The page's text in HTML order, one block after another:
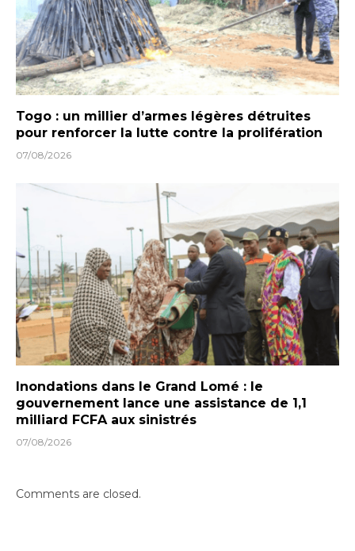
Togo : un millier d’armes légères détruites
pour renforcer la lutte contre la prolifération
07/08/2026
Inondations dans le Grand Lomé : le
gouvernement lance une assistance de 1,1
milliard FCFA aux sinistrés
07/08/2026
Comments are closed.